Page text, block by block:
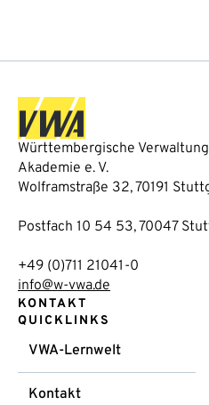
Württembergische
Akademie e. V.
Wolframstraße 32, 70191
Postfach 10 54 53, 70047
+49 (0)711 21041-0
info@w-vwa.de
KONTAKT
QUICKLINKS
VWA-Lernwelt
Kontakt